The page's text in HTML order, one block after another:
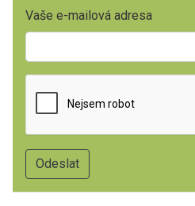
Vaše e-mailová adresa